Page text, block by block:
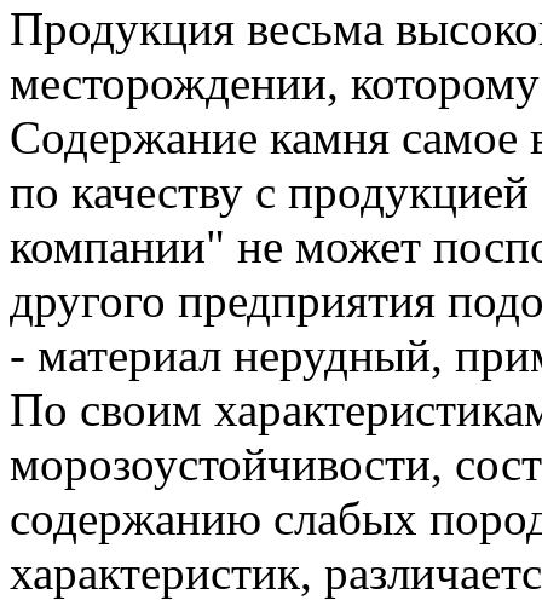
Продукция весьма
месторождении,
Содержание камня самое
по качеству с
компании" не может
другого предприятия
- материал нерудный,
По своим
морозоустойчивости,
содержанию слабых
характеристик,